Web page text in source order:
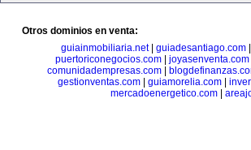
Otros dominios en venta:
guiainmobiliaria.net| guiadesantiago.com
puertoriconegocios.com
joyasenventa.com
comunidadempresas.com|
gestionventas.com| guiamorelia.com|
mercadoenergetico.com